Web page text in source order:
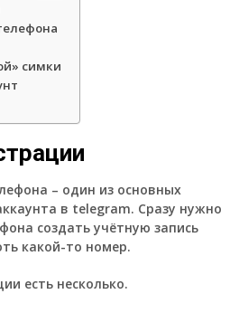
симки
– один из основных
в telegram. Сразу нужно
создать учётную запись
какой-то номер.
есть несколько.